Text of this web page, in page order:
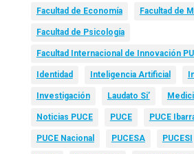
Facultad de Economía Facultad de
Facultad de Psicología
Facultad Internacional de Innovación
Identidad Inteligencia Artificial
Investigación Laudato Si’
Noticias PUCE PUCE PUCE
PUCE Nacional PUCESA PUCESI